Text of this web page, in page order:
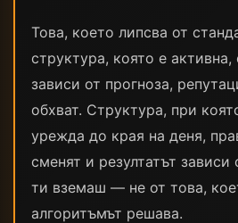
Това, което липсва от
структура, която е
зависи от прогноза,
обхват. Структура, при
урежда до края на деня,
сменят и резултатът
ти вземаш — не от това,
алгоритъмът решава.